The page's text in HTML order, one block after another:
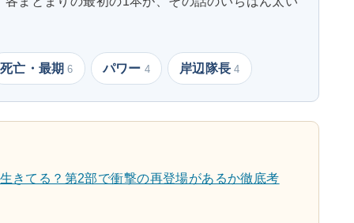
死亡・最期 6 パワー 4 岸辺隊長 4
きてる？第2部で衝撃の再登場があるか徹底考